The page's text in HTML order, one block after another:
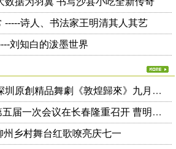
-----诗人、书法家王明清其人其艺
刘知白的泼墨世界
兩年巡演走遍山河 深圳原創精品舞劇《敦煌歸來》九月登陸香港
吉林省海外联谊会第五届一次会议在长春隆重召开 曹明权博士受聘名誉会长
乡村舞台红歌嘹亮庆七一